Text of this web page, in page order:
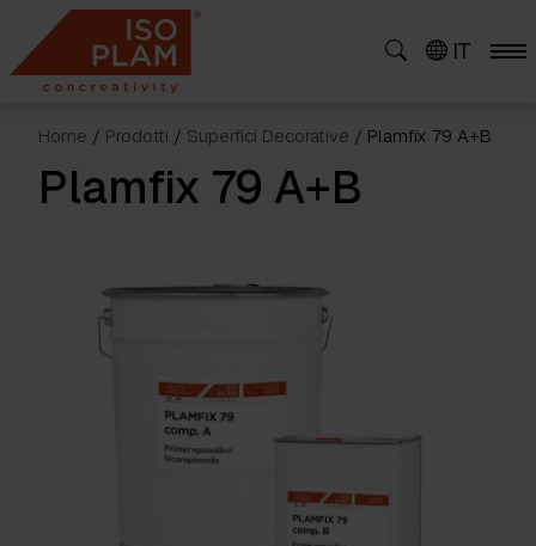
content
IT
Home / Prodotti / Superfici Decorative / Plamfix 79 A+B
Plamfix 79 A+B